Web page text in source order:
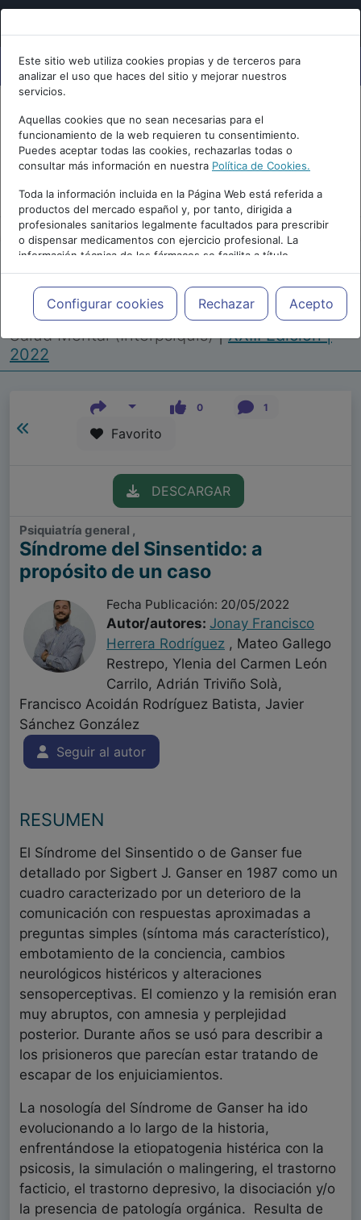
Este sitio web utiliza cookies propias y de terceros para
analizar el uso que haces del sitio y mejorar nuestros
servicios.
Aquellas cookies que no sean necesarias para el
funcionamiento de la web requieren tu consentimiento.
Puedes aceptar todas las cookies, rechazarlas todas o
consultar más información en nuestra Política de Cookies.
Toda la información incluida en la Página Web está referida a
productos del mercado español y, por tanto, dirigida a
profesionales sanitarios legalmente facultados para prescribir
o dispensar medicamentos con ejercicio profesional. La
información técnica de los fármacos se facilita a título
meramente informativo, siendo responsabilidad de los
profesionales facultados prescribir medicamentos y decidir, en
cada caso concreto, el tratamiento más adecuado a las
necesidades del paciente.
Configurar cookies Rechazar Acepto
Repositorio de Artículos |Congreso Virtual
Internacional de Psiquiatría, Psicología y
Salud Mental (Interpsiquis)|XXIII Edición |
2022
0 1
Favorito
DESCARGAR
Psiquiatría general ,
Síndrome del Sinsentido: a
propósito de un caso
Fecha Publicación: 20/05/2022
Autor/autores: Jonay Francisco
Herrera Rodríguez , Mateo Gallego
Restrepo, Ylenia del Carmen León
Carrilo, Adrián Triviño Solà,
Francisco Acoidán Rodríguez Batista, Javier
Sánchez González
Seguir al autor
RESUMEN
El Síndrome del Sinsentido o de Ganser fue
detallado por Sigbert J. Ganser en 1987 como un
cuadro caracterizado por un deterioro de la
comunicación con respuestas aproximadas a
preguntas simples (síntoma más característico),
embotamiento de la conciencia, cambios
neurológicos histéricos y alteraciones
sensoperceptivas. El comienzo y la remisión eran
muy abruptos, con amnesia y perplejidad
posterior. Durante años se usó para describir a
los prisioneros que parecían estar tratando de
escapar de los enjuiciamientos.
La nosología del Síndrome de Ganser ha ido
evolucionando a lo largo de la historia,
enfrentándose la etiopatogenia histérica con la
psicosis, la simulación o malingering, el trastorno
facticio, el trastorno depresivo, la disociación y/o
la presencia de patología orgánica. Resulta de